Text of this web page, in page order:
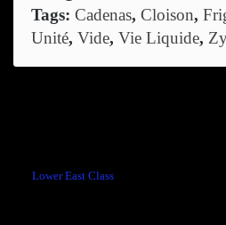
Tags: Cadenas, Cloison,
Unité, Vide, Vie Liquide,
Lower East Class